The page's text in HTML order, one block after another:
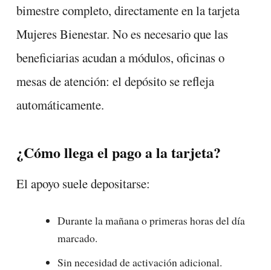
bimestre completo, directamente en la tarjeta
Mujeres Bienestar. No es necesario que las
beneficiarias acudan a módulos, oficinas o
mesas de atención: el depósito se refleja
automáticamente.
¿Cómo llega el pago a la tarjeta?
El apoyo suele depositarse:
Durante la mañana o primeras horas del día
marcado.
Sin necesidad de activación adicional.